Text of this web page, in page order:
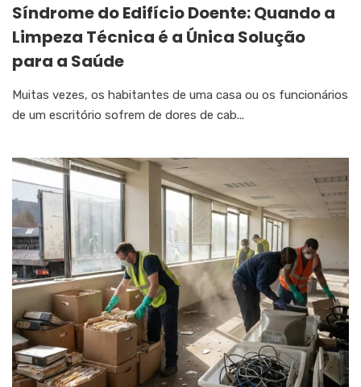
Síndrome do Edifício Doente: Quando a
Limpeza Técnica é a Única Solução
para a Saúde
Muitas vezes, os habitantes de uma casa ou os funcionários
de um escritório sofrem de dores de cab...